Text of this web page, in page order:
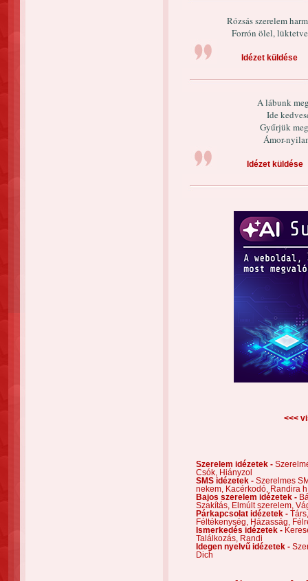
Rózsás szerelem
Forrón ölel,
Idézet küldése
A lábunk
Ide
Gyűrjük
Ámor-
Idézet küldése
<<<
Szerelem idézetek -
Csók,
Hiányzol
SMS idézetek - Szerelmes
nekem,
Kacérkodó,
Randira
Bajos szerelem idézetek -
Szakítás,
Elmúlt szerelem,
Párkapcsolat idézetek -
Féltékenység,
Házasság,
Ismerkedés idézetek -
Találkozás,
Randi
Idegen nyelvű idézetek -
Dich